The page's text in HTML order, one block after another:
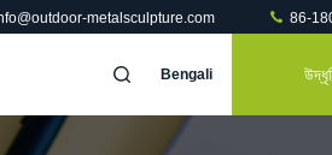
metalsculpture.com 86-
Bengali